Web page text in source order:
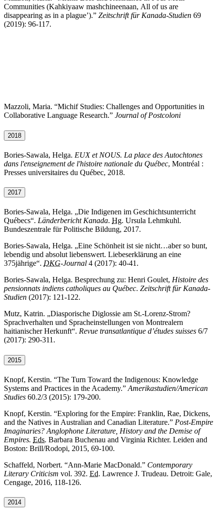
Communities (Kahkiyaaw mashchineenaan, All of us are
disappearing as in a plague’).” Zeitschrift für Kanada-Studien 69
(2019): 96-117.
Mazzoli, Maria. “Michif Studies: Challenges and Opportunities in
Collaborative Language Research.” Journal of Postcoloni
2018
Bories-Sawala, Helga. EUX et NOUS. La place des Autochtones
dans l'enseignement de l'histoire nationale du Québec, Montréal :
Presses universitaires du Québec, 2018.
2017
Bories-Sawala, Helga. „Die Indigenen im Geschichtsunterricht
Québecs“. Länderbericht Kanada. Hg. Ursula Lehmkuhl.
Bundeszentrale für Politische Bildung, 2017.
Bories-Sawala, Helga. „Eine Schönheit ist sie nicht…aber so bunt,
lebendig und absolut liebenswert. Liebeserklärung an eine
375jährige“. DKG-Journal 4 (2017): 40-41.
Bories-Sawala, Helga. Besprechung zu: Henri Goulet, Histoire des
pensionnats indiens catholiques au Québec. Zeitschrift für Kanada-
Studien (2017): 121-122.
Mutz, Katrin. „Diasporische Diglossie am St.-Lorenz-Strom?
Sprachverhalten und Spracheinstellungen von Montrealern
haitianischer Herkunft“. Revue transatlantique d’études suisses 6/7
(2017): 290-311.
2015
Knopf, Kerstin. “The Turn Toward the Indigenous: Knowledge
Systems and Practices in the Academy.” Amerikastudien/American
Studies 60.2/3 (2015): 179-200.
Knopf, Kerstin. “Exploring for the Empire: Franklin, Rae, Dickens,
and the Natives in Australian and Canadian Literature.” Post-Empire
Imaginaries? Anglophone Literature, History and the Demise of
Empires. Eds. Barbara Buchenau and Virginia Richter. Leiden and
Boston: Brill/Rodopi, 2015, 69-100.
Schaffeld, Norbert. “Ann-Marie MacDonald.” Contemporary
Literary Criticism vol. 392. Ed. Lawrence J. Trudeau. Detroit: Gale,
Cengage, 2016, 118-126.
2014